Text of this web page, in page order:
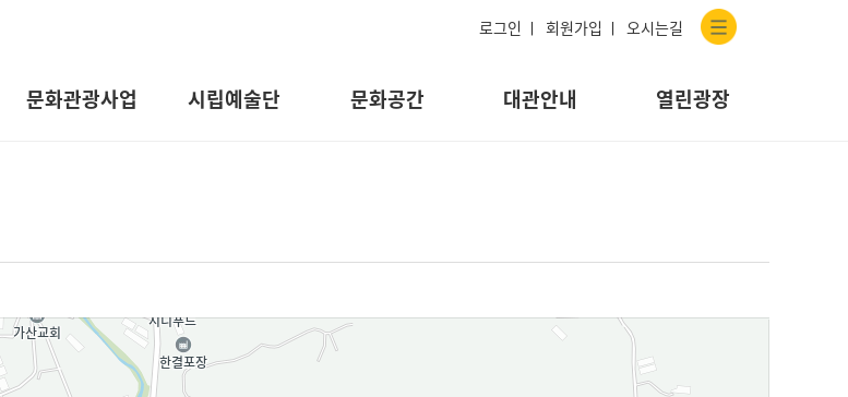
로그인 ㅣ 회원가입 ㅣ 오시는길
문화관광사업 시립예술단 문화공간 대관안내 열린광장